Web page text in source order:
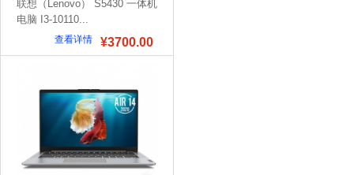
联想（Lenovo） S5430 一体机
电脑 I3-10110...
¥3700.00
查看详情